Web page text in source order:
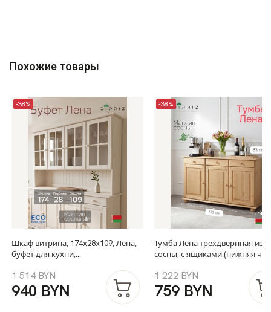
Похожие товары
-38%
Шкаф витрина, 174х28х109, Лена,
буфет для кухни,
дерева, белый, Dipriz
1 514 BYN
940 BYN
-38%
Тумба Лена трехдвернная из
сосны, с ящиками (нижняя
1 222 BYN
759 BYN